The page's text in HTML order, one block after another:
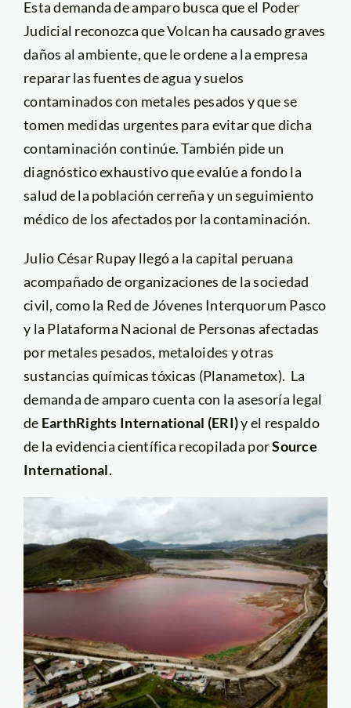
Esta demanda de amparo busca que el Poder
Judicial reconozca que Volcan ha causado graves
daños al ambiente, que le ordene a la empresa
reparar las fuentes de agua y suelos
contaminados con metales pesados y que se
tomen medidas urgentes para evitar que dicha
contaminación continúe. También pide un
diagnóstico exhaustivo que evalúe a fondo la
salud de la población cerreña y un seguimiento
médico de los afectados por la contaminación.
Julio César Rupay llegó a la capital peruana
acompañado de organizaciones de la sociedad
civil, como la Red de Jóvenes Interquorum Pasco
y la Plataforma Nacional de Personas afectadas
por metales pesados, metaloides y otras
sustancias químicas tóxicas (Planametox). La
demanda de amparo cuenta con la asesoría legal
de EarthRights International (ERI)y el respaldo
de la evidencia científica recopilada porSource
International.